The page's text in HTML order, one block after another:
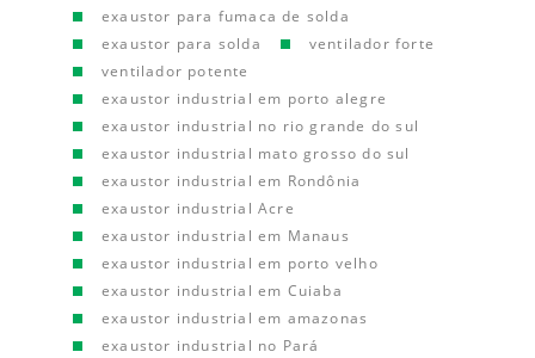
exaustor para fumaca de solda
exaustor para solda
ventilador forte
ventilador potente
exaustor industrial em porto alegre
exaustor industrial no rio grande do sul
exaustor industrial mato grosso do sul
exaustor industrial em Rondônia
exaustor industrial Acre
exaustor industrial em Manaus
exaustor industrial em porto velho
exaustor industrial em Cuiaba
exaustor industrial em amazonas
exaustor industrial no Pará